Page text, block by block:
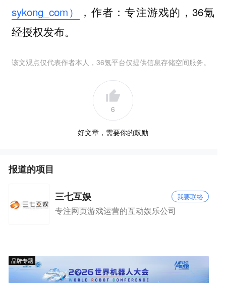
sykong_com）
，作者：专注游戏的，36氪
经授权发布。
该文观点仅代表作者本人，36氪平台仅提供信息存储空间服务。
6
好文章，需要你的鼓励
报道的项目
三七互娱 我要联络
专注网页游戏运营的互动娱乐公司
品牌专题